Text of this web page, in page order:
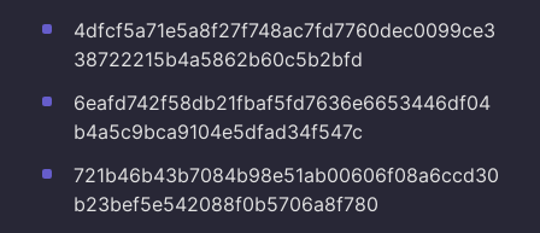
4dfcf5a71e5a8f27f748ac7fd7760dec0099ce3
38722215b4a5862b60c5b2bfd
6eafd742f58db21fbaf5fd7636e6653446df04
b4a5c9bca9104e5dfad34f547c
721b46b43b7084b98e51ab00606f08a6ccd30
b23bef5e542088f0b5706a8f780